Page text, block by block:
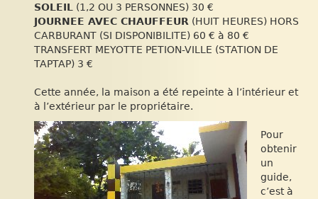
SOLEIL
(1,2 OU 3 PERSONNES) 30 €
JOURNEE AVEC CHAUFFEUR (HUIT HEURES) HORS
CARBURANT (SI DISPONIBILITE) 60 € à 80 €
TRANSFERT MEYOTTE PETION-VILLE (STATION DE
TAPTAP) 3 €
Cette année, la maison a été repeinte à l’intérieur et
à l’extérieur par le propriétaire.
Pour
obtenir
un
guide,
c’est à